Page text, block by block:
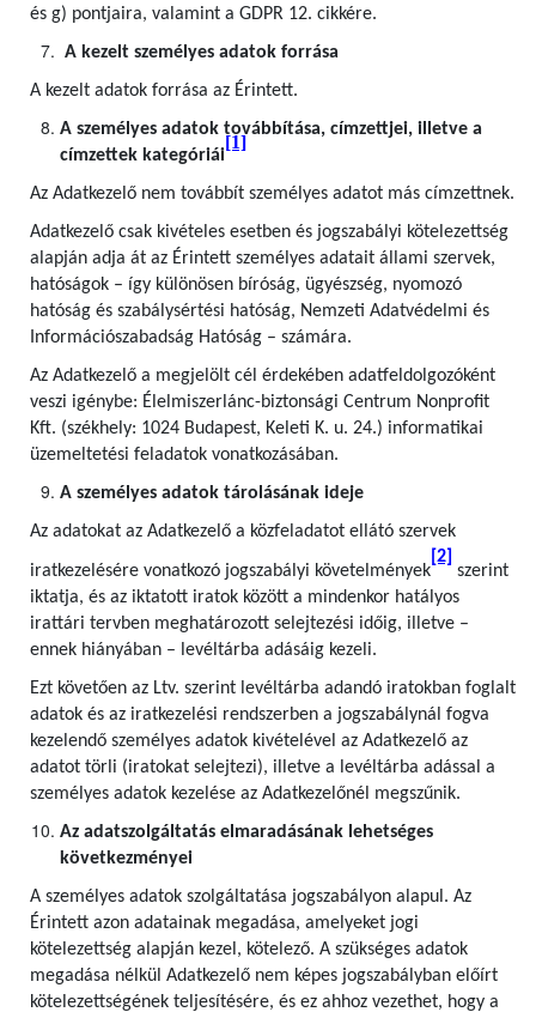
és g) pontjaira, valamint a GDPR 12. cikkére.
A kezelt személyes adatok forrása
A kezelt adatok forrása az Érintett.
A személyes adatok továbbítása, címzettjei, illetve a
címzettek kategóriái
[1]
Az Adatkezelő nem továbbít személyes adatot más címzettnek.
Adatkezelő csak kivételes esetben és jogszabályi kötelezettség
alapján adja át az Érintett személyes adatait állami szervek,
hatóságok – így különösen bíróság, ügyészség, nyomozó
hatóság és szabálysértési hatóság, Nemzeti Adatvédelmi és
Információszabadság Hatóság – számára.
Az Adatkezelő a megjelölt cél érdekében adatfeldolgozóként
veszi igénybe: Élelmiszerlánc-biztonsági Centrum Nonprofit
Kft. (székhely: 1024 Budapest, Keleti K. u. 24.) informatikai
üzemeltetési feladatok vonatkozásában.
A személyes adatok tárolásának ideje
Az adatokat az Adatkezelő a közfeladatot ellátó szervek
iratkezelésére vonatkozó jogszabályi követelmények
[2]
szerint
iktatja, és az iktatott iratok között a mindenkor hatályos
irattári tervben meghatározott selejtezési időig, illetve –
ennek hiányában – levéltárba adásáig kezeli.
Ezt követően az Ltv. szerint levéltárba adandó iratokban foglalt
adatok és az iratkezelési rendszerben a jogszabálynál fogva
kezelendő személyes adatok kivételével az Adatkezelő az
adatot törli (iratokat selejtezi), illetve a levéltárba adással a
személyes adatok kezelése az Adatkezelőnél megszűnik.
Az adatszolgáltatás elmaradásának lehetséges
következményei
A személyes adatok szolgáltatása jogszabályon alapul. Az
Érintett azon adatainak megadása, amelyeket jogi
kötelezettség alapján kezel, kötelező. A szükséges adatok
megadása nélkül Adatkezelő nem képes jogszabályban előírt
kötelezettségének teljesítésére, és ez ahhoz vezethet, hogy a